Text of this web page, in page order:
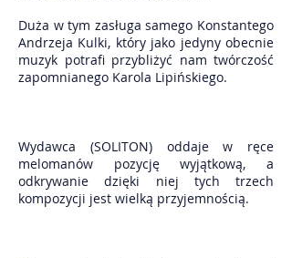
Duża w tym zasługa samego Konstantego
Andrzeja Kulki, który jako jedyny obecnie
muzyk potrafi przybliżyć nam twórczość
zapomnianego Karola Lipińskiego.
Wydawca (SOLITON) oddaje w ręce
melomanów pozycję wyjątkową, a
odkrywanie dzięki niej tych trzech
kompozycji jest wielką przyjemnością.